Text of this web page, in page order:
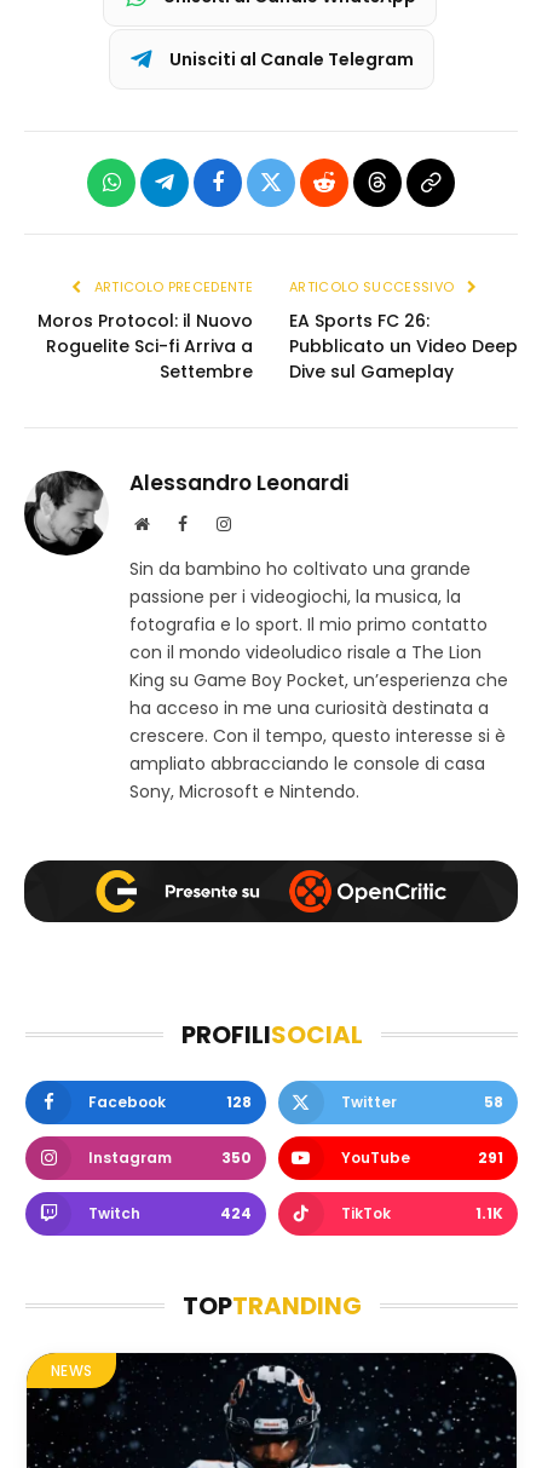
Unisciti al Canale Telegram
WhatsAppTelegramFacebook
X
RedditThreadsCopia
ARTICOLO PRECEDENTE
Moros Protocol: il Nuovo
Roguelite Sci-fi Arriva a
Settembre
ARTICOLO SUCCESSIVO
EA Sports FC 26:
Pubblicato un Video Deep
Dive sul Gameplay
Alessandro Leonardi
S
t
o
w
F
c
e
b
I
s
t
a
m
Sin da bambino ho coltivato una grande
passione per i videogiochi, la musica, la
fotografia e lo sport. Il mio primo contatto
con il mondo videoludico risale a The Lion
King su Game Boy Pocket, un’esperienza che
ha acceso in me una curiosità destinata a
crescere. Con il tempo, questo interesse si è
ampliato abbracciando le console di casa
Sony, Microsoft e Nintendo.
PROFILISOCIAL
Facebook 128 Twitter 58
Instagram 350 YouTube 291
Twitch 424 TikTok 1.1K
TOPTRANDING
NEWS